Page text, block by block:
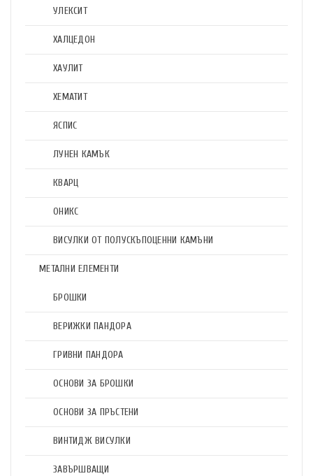
УЛЕКСИТ
ХАЛЦЕДОН
ХАУЛИТ
ХЕМАТИТ
ЯСПИС
ЛУНЕН КАМЪК
КВАРЦ
ОНИКС
ВИСУЛКИ ОТ ПОЛУСКЪПОЦЕННИ КАМЪНИ
МЕТАЛНИ ЕЛЕМЕНТИ
БРОШКИ
ВЕРИЖКИ ПАНДОРА
ГРИВНИ ПАНДОРА
ОСНОВИ ЗА БРОШКИ
ОСНОВИ ЗА ПРЪСТЕНИ
ВИНТИДЖ ВИСУЛКИ
ЗАВЪРШВАЩИ